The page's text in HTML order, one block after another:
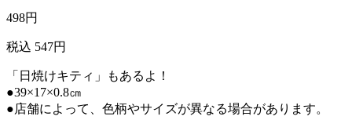
498円
税込 547円
「日焼けキティ」もあるよ！
●39×17×0.8㎝
●店舗によって、色柄やサイズが異なる場合があります。